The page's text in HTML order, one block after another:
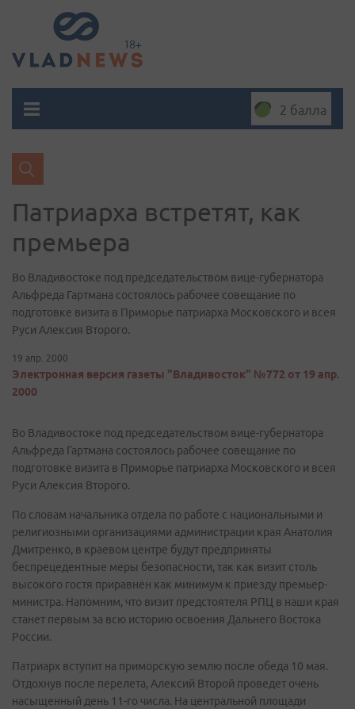
2 балла
Патриарха встретят, как
премьера
Во Владивостоке под председательством вице-губернатора
Альфреда Гартмана состоялось рабочее совещание по
подготовке визита в Приморье патриарха Московского и всея
Руси Алексия Второго.
19 апр. 2000
Электронная версия газеты "Владивосток" №772 от 19 апр.
2000
Во Владивостоке под председательством вице-губернатора
Альфреда Гартмана состоялось рабочее совещание по
подготовке визита в Приморье патриарха Московского и всея
Руси Алексия Второго.
По словам начальника отдела по работе с национальными и
религиозными организациями администрации края Анатолия
Дмитренко, в краевом центре будут предприняты
беспрецедентные меры безопасности, так как визит столь
высокого гостя приравнен как минимум к приезду премьер-
министра. Напомним, что визит предстоятеля РПЦ в наши края
станет первым за всю историю освоения Дальнего Востока
России.
Патриарх вступит на приморскую землю после обеда 10 мая.
Отдохнув после перелета, Алексий Второй проведет очень
насыщенный день 11-го числа. На центральной площади